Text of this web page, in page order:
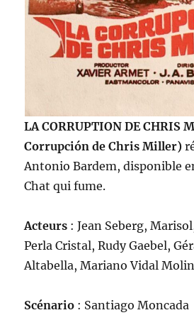
LA CORRUPTION DE CHRIS
Corrupción de Chris Miller)
Antonio Bardem, disponible
Chat qui fume.
Acteurs : Jean Seberg,
Perla Cristal, Rudy Gaebel,
Altabella, Mariano Vidal
Scénario : Santiago Moncada